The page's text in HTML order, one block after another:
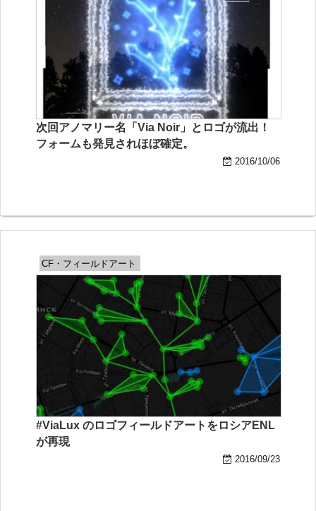
次回アノマリー名「Via Noir」とロゴが流出！
フォームも発見されほぼ確定。
2016/10/06
CF・フィールドアート
#ViaLux のロゴフィールドアートをロシアENL
が再現
2016/09/23